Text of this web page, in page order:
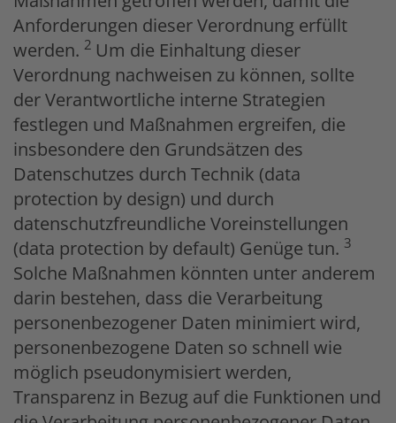
Anforderungen dieser Verordnung erfüllt
werden. 2 Um die Einhaltung dieser
Verordnung nachweisen zu können, sollte
der Verantwortliche interne Strategien
festlegen und Maßnahmen ergreifen, die
insbesondere den Grundsätzen des
Datenschutzes durch Technik (data
protection by design) und durch
datenschutzfreundliche Voreinstellungen
(data protection by default) Genüge tun. 3
Solche Maßnahmen könnten unter anderem
darin bestehen, dass die Verarbeitung
personenbezogener Daten minimiert wird,
personenbezogene Daten so schnell wie
möglich pseudonymisiert werden,
Transparenz in Bezug auf die Funktionen und